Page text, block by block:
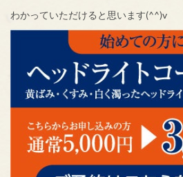
わかっていただけると思います(^^)v